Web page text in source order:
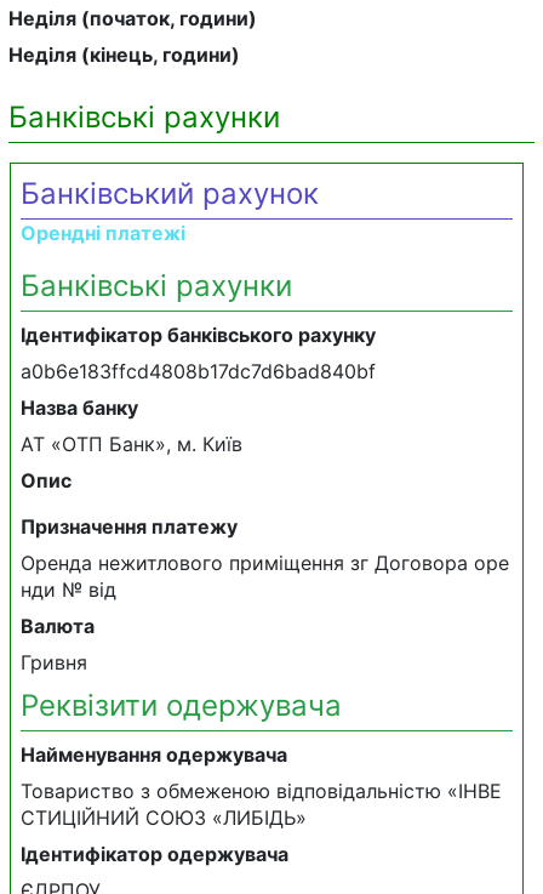
Неділя (початок, години)
Неділя (кінець, години)
Банківські рахунки
Банківський рахунок
Орендні платежі
Банківські рахунки
Ідентифікатор банківського рахунку
a0b6e183ffcd4808b17dc7d6bad840bf
Назва банку
АТ «ОТП Банк», м. Київ
Опис
Призначення платежу
Оренда нежитлового приміщення зг Договора оре
нди № від
Валюта
Гривня
Реквізити одержувача
Найменування одержувача
Товариство з обмеженою відповідальністю «ІНВЕ
СТИЦІЙНИЙ СОЮЗ «ЛИБІДЬ»
Ідентифікатор одержувача